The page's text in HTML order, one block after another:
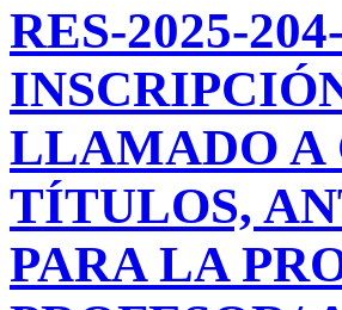
RES-2025-
LLAMADO A
TÍTULOS,
PARA LA